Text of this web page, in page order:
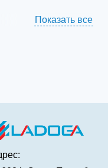
Показать все